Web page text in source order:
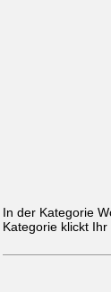
In der Kategorie
Kategorie klickt Ihr